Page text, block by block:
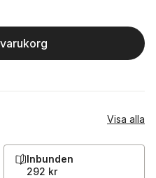
Visa alla
Inbunden
292 kr